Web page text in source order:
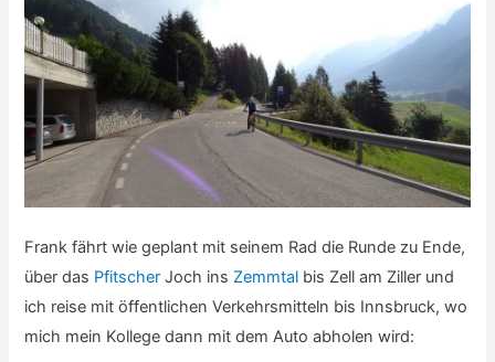
Frank fährt wie geplant mit seinem Rad die Runde zu Ende,
über das Pfitscher Joch ins Zemmtal bis Zell am Ziller und
ich reise mit öffentlichen Verkehrsmitteln bis Innsbruck, wo
mich mein Kollege dann mit dem Auto abholen wird: